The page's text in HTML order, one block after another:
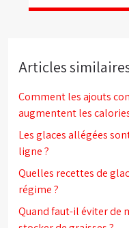
Articles
Comment les ajouts
augmentent les
Les glaces allégées
ligne ?
Quelles recettes de
régime ?
Quand faut-il éviter de